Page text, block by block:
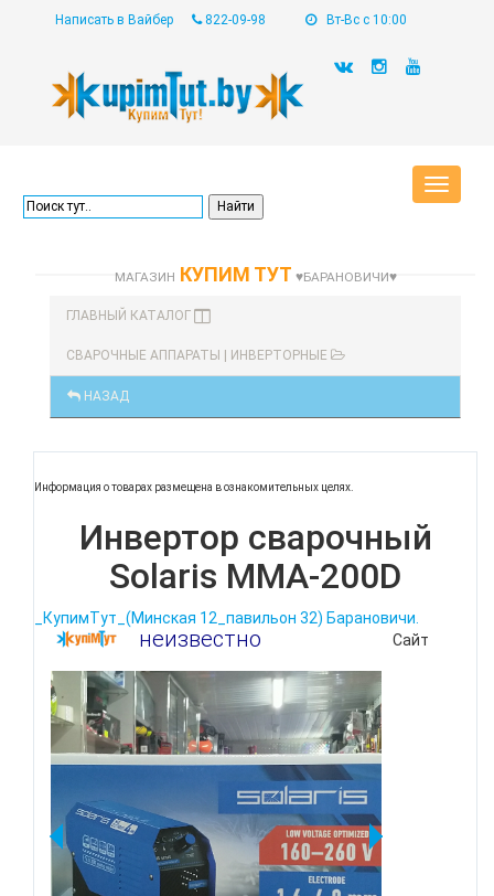
Написать в Вайбер 822-09-98 Вт-Вс с 10:00
Toggle
МАГАЗИН КУПИМ ТУТ ♥БАРАНОВИЧИ♥
ГЛАВНЫЙ КАТАЛОГ
СВАРОЧНЫЕ АППАРАТЫ | ИНВЕРТОРНЫЕ
НАЗАД
Информация о товарах размещена в ознакомительных целях.
Инвертор сварочный
Solaris MMA-200D
_КупимТут_(Минская 12_павильон 32) Барановичи.
неизвестно Сайт